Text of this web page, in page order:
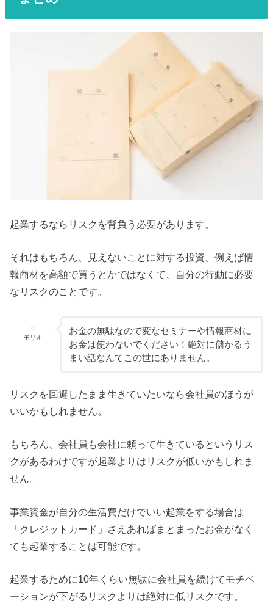
起業するならリスクを背負う必要があります。
それはもちろん、見えないことに対する投資、例えば情
報商材を高額で買うとかではなくて、自分の行動に必要
なリスクのことです。
モリオ
お金の無駄なので変なセミナーや情報商材に
お金は使わないでください！絶対に儲かるう
まい話なんてこの世にありません。
リスクを回避したまま生きていたいなら会社員のほうが
いいかもしれません。
もちろん、会社員も会社に頼って生きているというリス
クがあるわけですが起業よりはリスクが低いかもしれま
せん。
事業資金が自分の生活費だけでいい起業をする場合は
「クレジットカード」さえあればまとまったお金がなく
ても起業することは可能です。
起業するために10年くらい無駄に会社員を続けてモチベ
ーションが下がるリスクよりは絶対に低リスクです。